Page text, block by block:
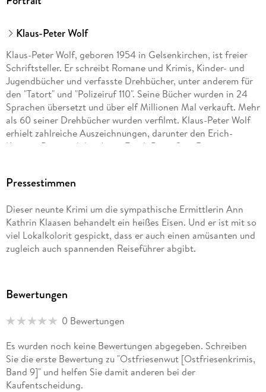
Klaus-Peter Wolf
Klaus-Peter Wolf, geboren 1954 in Gelsenkirchen, ist freier
Schriftsteller. Er schreibt Romane und Krimis, Kinder- und
Jugendbücher und verfasste Drehbücher, unter anderem für
den "Tatort" und "Polizeiruf 110". Seine Bücher wurden in 24
Sprachen übersetzt und über elf Millionen Mal verkauft. Mehr
als 60 seiner Drehbücher wurden verfilmt. Klaus-Peter Wolf
erhielt zahlreiche Auszeichnungen, darunter den Erich-
Kästner-Preis und den Anne-Frank-Preis. Sein Roman
Romane seiner Serie mit Hauptkommissarin Ann Kathrin
Spiegel-Bestsellerliste, derzeit werden einige Bücher der
Serie prominent fürs ZDF verfilmt. "Ostfriesenkiller"
begeisterte Millionen von Zuschauern. Klaus-Peter Wolf lebt
in der ostfriesischen Stadt Norden.
Pressestimmen
Dieser neunte Krimi um die sympathische Ermittlerin Ann
Kathrin Klaasen behandelt ein heißes Eisen. Und er ist mit so
viel Lokalkolorit gespickt, dass er auch einen amüsanten und
zugleich auch spannenden Reiseführer abgibt.
Bewertungen
0 Bewertungen
Es wurden noch keine Bewertungen abgegeben. Schreiben
Sie die erste Bewertung zu "Ostfriesenwut [Ostfriesenkrimis,
Band 9]" und helfen Sie damit anderen bei der
Kaufentscheidung.